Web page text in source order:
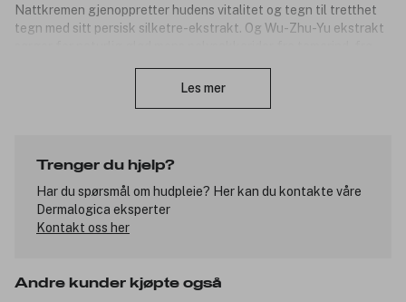
Nattkremen gjenoppretter hudens vitalitet og tegn til tretthet
tegn med sitt persisk silketre-ekstrakt. Og Wu-Zhu-Yu ekstrakt
er også rik på c- vitamin pg jevner og lysner hudtonen. Persisk
lavendel, sandeltre og patchouli gir en beroligende,
aromaterapeutisk effekt på sansene og er med på å bidra til en
god søvn for en sunn hud. Den er helt uten kunstig duft og
farge. Nattkremen er vegansk og cruelty-free.
Les mer
Trenger du hjelp?
Har du spørsmål om hudpleie? Her kan du kontakte våre
Dermalogica eksperter
Kontakt oss her
Andre kunder kjøpte også